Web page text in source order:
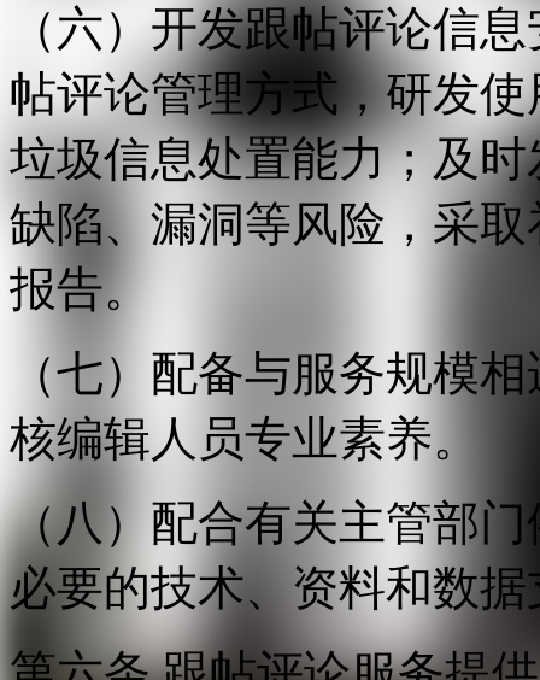
（六）开发跟帖评论信
帖评论管理方式，研发
垃圾信息处置能力；及
缺陷、漏洞等风险，采
报告。
（七）配备与服务规模
核编辑人员专业素养。
（八）配合有关主管部
必要的技术、资料和数据